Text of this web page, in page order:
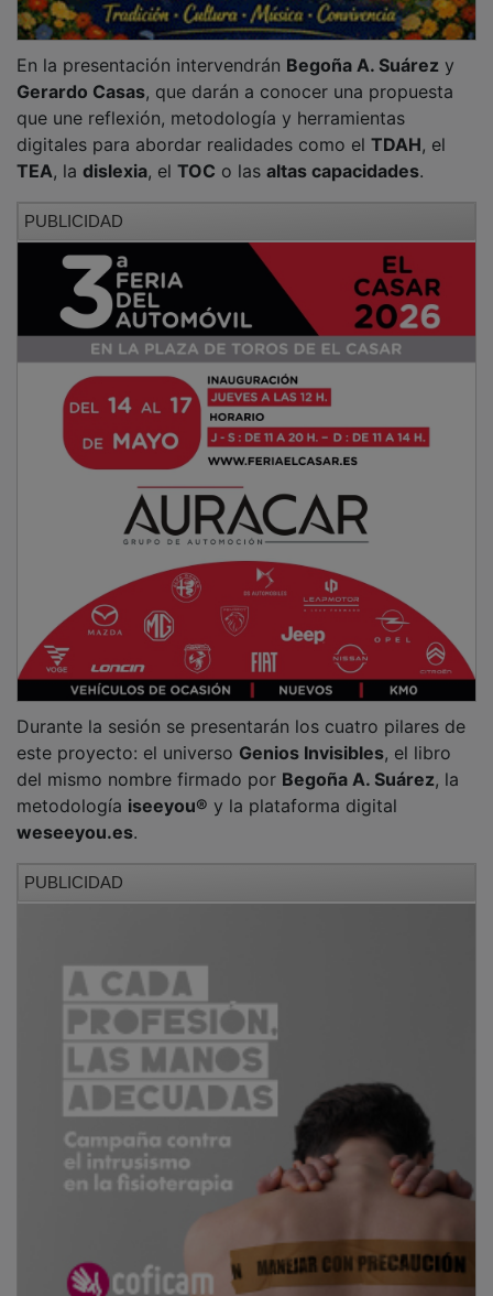
uno de los ejes del acto será la presentación del libro
neurodivergencia desde una mirada más amplia y
cercana a la experiencia real, alejándose de enfoques
centrados únicamente en la dificultad y poniendo
también el foco en la complejidad, la intensidad y el
potencial de estas diferencias.
PUBLICIDAD
Junto al libro, se dará a conocer la metodología
iseeyou®, desarrollada por la propia autora como un
enfoque orientado a interpretar con mayor claridad los
perfiles neurodivergentes y a transformar la sospecha,
la duda o el diagnóstico en comprensión práctica. Esta
herramienta está dirigida afamilias,profesionales
personas interesadas en entender mejor fortalezas,
barreras y posibilidades de desarrollo.
La presentación incluirá además la plataforma
weseeyou.es, concebida como un entorno digital de
acompañamiento que permitirá acceder a procesos de
screening, valoraciones personales y evaluaciones
profesionales, con itinerarios adaptados a cada caso.
Entre los recursos asociados al proyecto figuran
también las llamadasRutas de Desarrolloy un
asistente de inteligencia artificial denominadoClara
PUBLICIDAD
El acto está planteado como una invitación a revisar el
avanzar hacia formas de acompañamiento más
interesada en conocer mejor esta realidad.
PUBLICIDAD
NOTICIAS RELACIONADAS